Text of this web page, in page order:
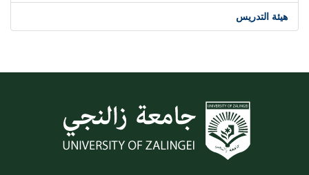
هيئة التدريس